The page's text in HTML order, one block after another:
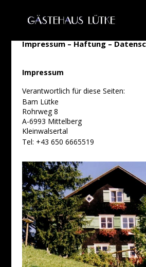
Impressum – Haftung –
Impressum
Verantwortlich für diese Seiten:
Bam Lütke
Rohrweg 8
A-6993 Mittelberg
Kleinwalsertal
Tel: +43 650 6665519